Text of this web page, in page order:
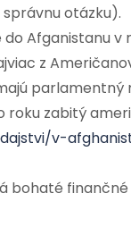
otázku).
Afganistanu
z
zabitý
v-
bohaté